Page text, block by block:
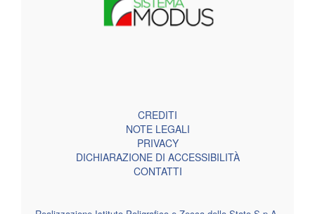
CREDITI
NOTE LEGALI
PRIVACY
DICHIARAZIONE DI ACCESSIBILITÀ
CONTATTI